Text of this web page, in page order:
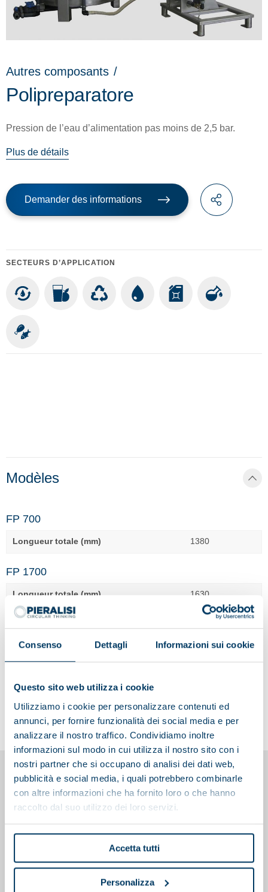
Consenso Dettagli Informazioni sui cookie
Questo sito web utilizza i cookie
Utilizziamo i cookie per personalizzare contenuti ed
annunci, per fornire funzionalità dei social media e per
analizzare il nostro traffico. Condividiamo inoltre
informazioni sul modo in cui utilizza il nostro sito con i
nostri partner che si occupano di analisi dei dati web,
pubblicità e social media, i quali potrebbero combinarle
con altre informazioni che ha fornito loro o che hanno
raccolto dal suo utilizzo dei loro servizi.
Accetta tutti
Personalizza
Autres composants /
Polipreparatore
Pression de l’eau d’alimentation pas moins de 2,5 bar.
Plus de détails
Demander des informations
SECTEURS D’APPLICATION
Modèles
FP 700
Longueur totale (mm) 1380
FP 1700
Longueur totale (mm) 1630
Longueur totale (mm) 1880
Cela pourrait vous intéresser